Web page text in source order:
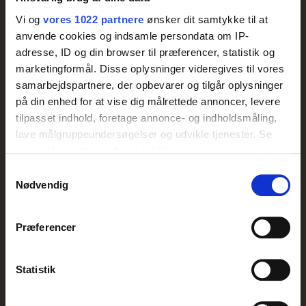
Vi og vores 1022 partnere ønsker dit samtykke til at
anvende cookies og indsamle persondata om IP-
adresse, ID og din browser til præferencer, statistik og
marketingformål. Disse oplysninger videregives til vores
samarbejdspartnere, der opbevarer og tilgår oplysninger
på din enhed for at vise dig målrettede annoncer, levere
tilpasset indhold, foretage annonce- og indholdsmåling,
lave målgruppeundersøgelser og udvikle tjenester. Se
tilbage eller ændre indstillinger fra vores
"Cookiedeklaration", eller ved at trykke på "Privacy
Indsamle præcise oplysninger om din placering, der
Nødvendig
Præferencer
Statistik
på kvalitet og smag.
SE ALLE PRODUKTER